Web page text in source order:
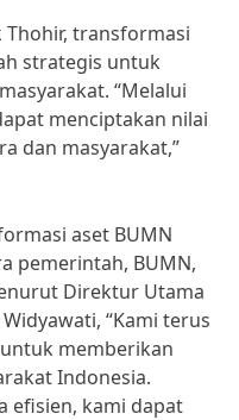
transformasi
strategis untuk
“Melalui
menciptakan nilai
dan masyarakat,”
aset BUMN
pemerintah, BUMN,
Direktur Utama
“Kami terus
memberikan
Indonesia.
efisien, kami dapat